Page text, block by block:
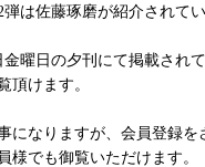
は佐藤琢磨が紹介されて
曜日の夕刊にて掲載されて
頂けます。
になりますが、会員登録を
様でも御覧いただけます。